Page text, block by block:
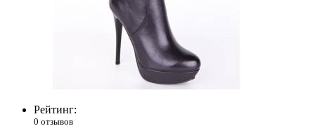
Рейтинг:
0 отзывов